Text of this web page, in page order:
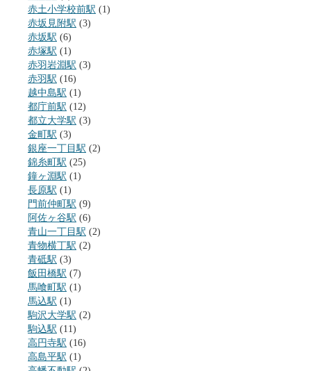
赤土小学校前駅 (1)
赤坂見附駅 (3)
赤坂駅 (6)
赤塚駅 (1)
赤羽岩淵駅 (3)
赤羽駅 (16)
越中島駅 (1)
都庁前駅 (12)
都立大学駅 (3)
金町駅 (3)
銀座一丁目駅 (2)
錦糸町駅 (25)
鐘ヶ淵駅 (1)
長原駅 (1)
門前仲町駅 (9)
阿佐ヶ谷駅 (6)
青山一丁目駅 (2)
青物横丁駅 (2)
青砥駅 (3)
飯田橋駅 (7)
馬喰町駅 (1)
馬込駅 (1)
駒沢大学駅 (2)
駒込駅 (11)
高円寺駅 (16)
高島平駅 (1)